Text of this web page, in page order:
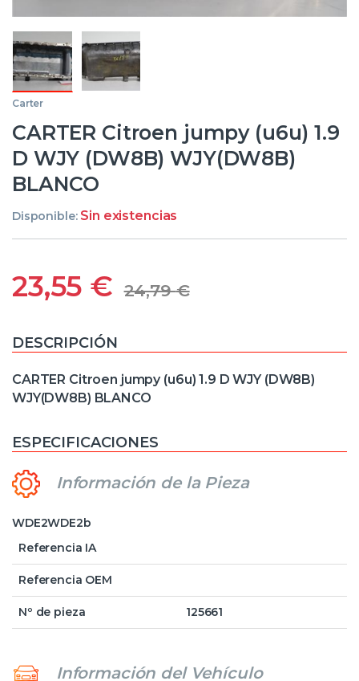
Carter
CARTER Citroen jumpy (u6u) 1.9
D WJY (DW8B) WJY(DW8B)
BLANCO
Disponible: Sin existencias
23,55 € 24,79€
DESCRIPCIÓN
CARTER Citroen jumpy (u6u) 1.9 D WJY (DW8B)
WJY(DW8B) BLANCO
ESPECIFICACIONES
Información de la Pieza
WDE2WDE2b
Referencia IA
Referencia OEM
Nº de pieza 125661
Información del Vehículo